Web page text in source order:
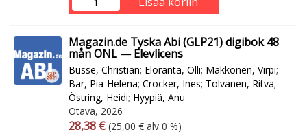
Magazin.de Tyska Abi (GLP21) digibok 48
mån ONL — Elevlicens
Busse, Christian; Eloranta, Olli; Makkonen, Virpi;
Bär, Pia-Helena; Crocker, Ines; Tolvanen, Ritva;
Östring, Heidi; Hyypiä, Anu
Otava, 2026
Arvonlisäverollinen hinta
28,38 € Arvonlisäveroton hinta
(25,00 € alv 0 %)